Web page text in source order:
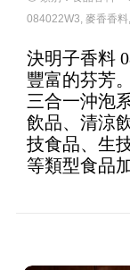
084022W3 麥香香料
決明子香料
豐富的芬芳
三合一沖泡
飲品、清涼
技食品、生
等類型食品